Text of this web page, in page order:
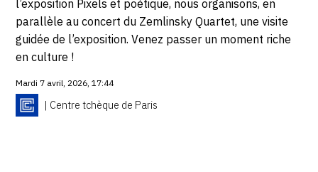
l’exposition Pixels et poétique, nous organisons, en
parallèle au concert du Zemlinsky Quartet, une visite
guidée de l’exposition. Venez passer un moment riche
en culture !
Mardi 7 avril, 2026, 17:44
| Centre tchèque de Paris